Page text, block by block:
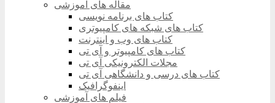
مقاله های آموزشی
کتاب های برنامه نویسی
کتاب های شبکه های کامپیوتری
کتاب های وب و اینترنت
کتاب های کامپیوتر و آی تی
مجلات الکترونیکی آی تی
کتاب های درسی و دانشگاهی آی تی
اینفوگرافیک
فیلم های آموزشی